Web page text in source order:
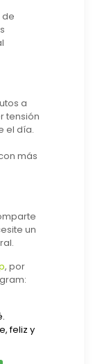
de
a
tensión
el día.
más
un
, por
feliz y